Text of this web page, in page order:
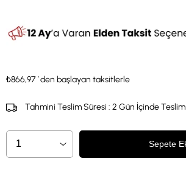
₺866,97 `den başlayan taksitlerle
Tahmini Teslim Süresi : 2 Gün İçinde Teslim